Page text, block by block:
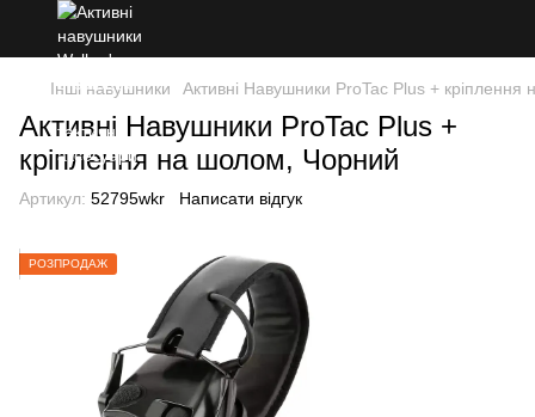
Інші навушники Активні Навушники ProTac Plus +
Активні Навушники ProTac Plus +
кріплення на шолом, Чорний
Артикул: 52795wkr Написати відгук
РОЗПРОДАЖ